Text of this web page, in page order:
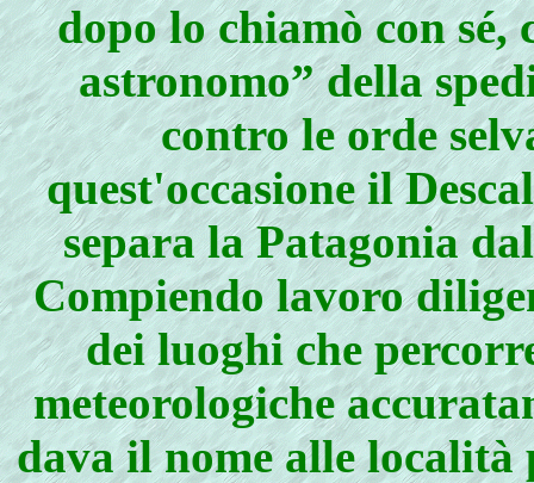
dopo lo chiamò con sé,
astronomo” della
contro le orde
quest'occasione il
separa la Patagonia
Compiendo la­voro
dei luoghi che
meteorologiche
dava il nome alle